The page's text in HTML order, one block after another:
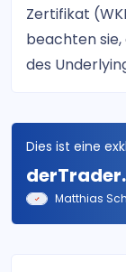
Zertifikat
beachten
des
Dies ist eine
Matthias